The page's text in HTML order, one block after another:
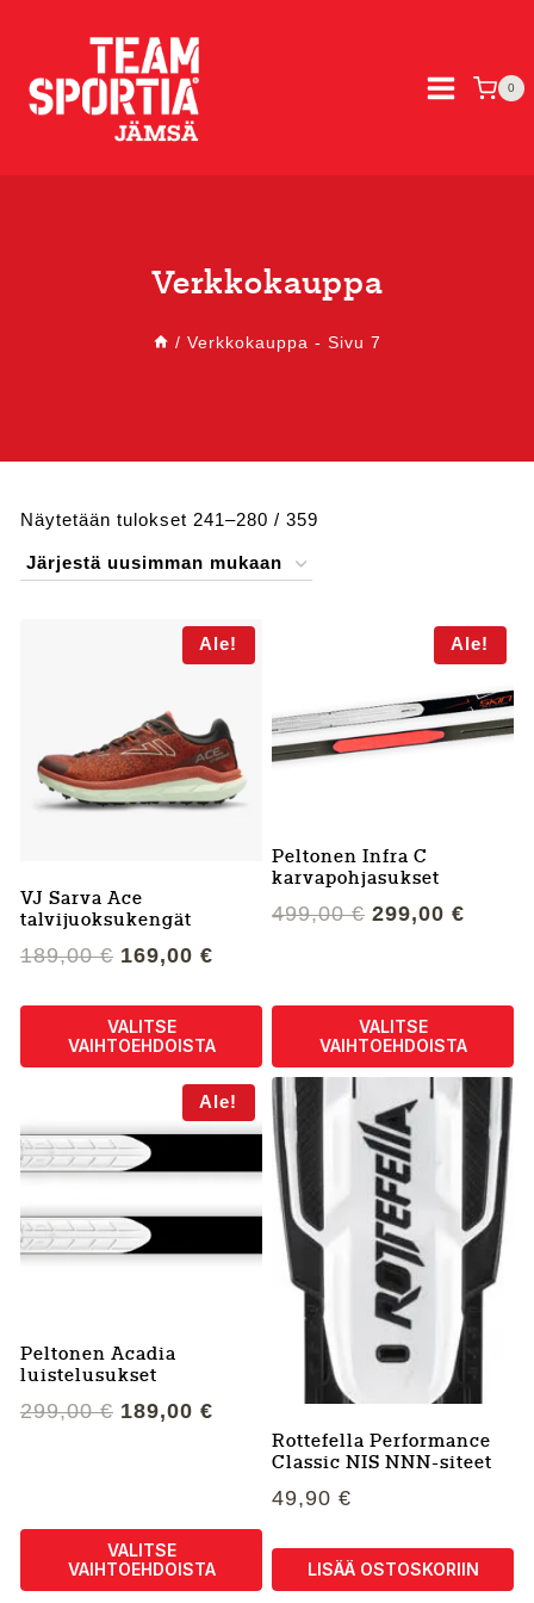
0
Verkkokauppa
/ Verkkokauppa - Sivu 7
Näytetään tulokset 241–280 / 359
Ale!
VJ Sarva Ace
talvijuoksukengät
189,00€ Alkuperäinen
oli:
189,00 €.
169,00 €
on:
169,00 €.
VALITSE
VAIHTOEHDOISTA
on
useampi
Voit
tehdä
sivulla.
Ale!
Peltonen Infra C
karvapohjasukset
499,00€ Alkuperäinen
299,00 €
VALITSE
VAIHTOEHDOISTA
Tällä
tuotteella
on
useampi
muunnelma.
Voit
tehdä
valinnat
tuotteen
sivulla.
Ale!
Peltonen Acadia
luistelusukset
299,00€ Alkuperäinen
189,00 € Nykyinen
189,00 €.
VALITSE
VAIHTOEHDOISTA
Rottefella Performance
Classic NIS NNN-siteet
49,90 €
LISÄÄ OSTOSKORIIN